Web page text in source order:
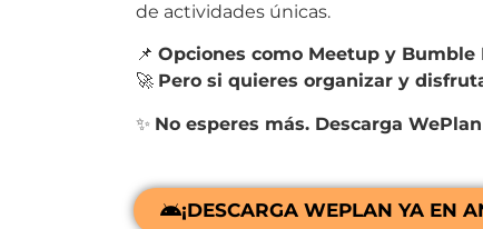
de actividades únicas.
📌 Opciones como Meetup y Bumble
🚀 Pero si quieres organizar y
✨ No esperes más. Descarga
¡DESCARGA WEPLAN YA EN